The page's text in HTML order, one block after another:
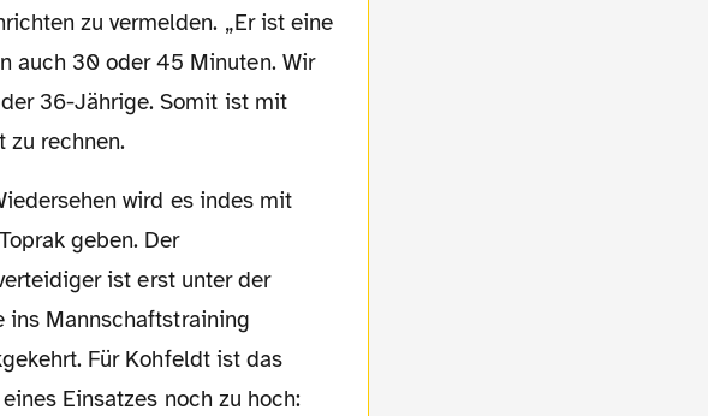
auch 30 oder 45 Minuten. Wir
36-Jährige. Somit ist mit
zu rechnen.
geben. Der
ist erst unter der
ins Mannschaftstraining
Für Kohfeldt ist das
Einsatzes noch zu hoch: